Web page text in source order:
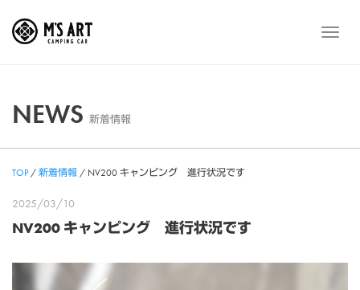
メ
NEWS 新着情報
TOP/新着情報 / NV200 キャンピング 進行状況です
2025/03/10
NV200 キャンピング 進行状況です